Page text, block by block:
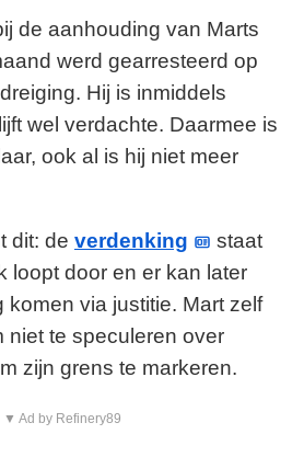
de aanhouding van Marts
werd gearresteerd op
Hij is inmiddels
wel verdachte. Daarmee is
ook al is hij niet meer
dit: de verdenking
staat
loopt door en er kan later
via justitie. Mart zelf
niet te speculeren over
zijn grens te markeren.
▼ Ad by Refinery89